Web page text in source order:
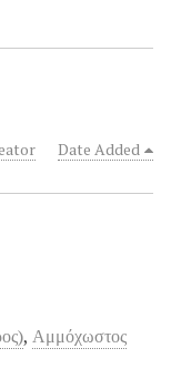
Date Added
,Αμμόχωστος